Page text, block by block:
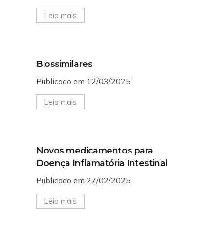
Leia mais
Biossimilares
Publicado em 12/03/2025
Leia mais
Novos medicamentos para
Doença Inflamatória Intestinal
Publicado em 27/02/2025
Leia mais